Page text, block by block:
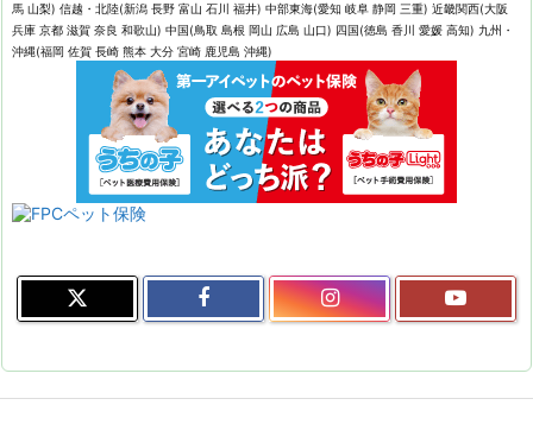
馬 山梨) 信越・北陸(新潟 長野 富山 石川 福井) 中部東海(愛知 岐阜 静岡 三重) 近畿関西(大阪
兵庫 京都 滋賀 奈良 和歌山) 中国(鳥取 島根 岡山 広島 山口) 四国(徳島 香川 愛媛 高知) 九州・
沖縄(福岡 佐賀 長崎 熊本 大分 宮崎 鹿児島 沖縄)